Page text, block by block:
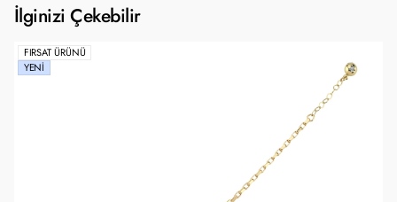
İlginizi Çekebilir
FIRSAT ÜRÜNÜ
YENI